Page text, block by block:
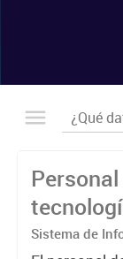
Sistema de
Tecnología